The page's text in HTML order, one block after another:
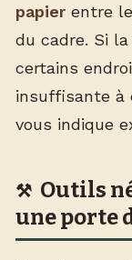
papier entre
du cadre. Si
certains
insuffisante à
vous indique
Outils
une porte